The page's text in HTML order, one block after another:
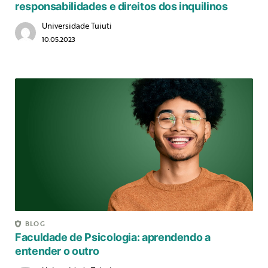
responsabilidades e direitos dos inquilinos
Universidade Tuiuti
10.05.2023
BLOG
Faculdade de Psicologia: aprendendo a
entender o outro